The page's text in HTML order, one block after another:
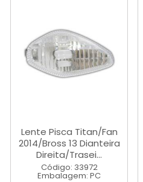
Lente Pisca Titan/Fan
2014/Bross 13 Dianteira
Direita/Trasei...
Código: 33972
Embalagem: PC